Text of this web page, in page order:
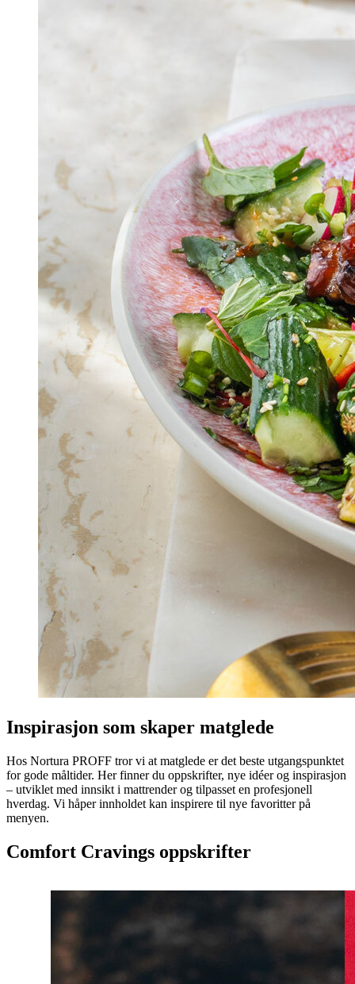
Inspirasjon som skaper matglede
Hos Nortura PROFF tror vi at matglede er det beste utgangspunktet
for gode måltider. Her finner du oppskrifter, nye idéer og inspirasjon
– utviklet med innsikt i mattrender og tilpasset en profesjonell
hverdag. Vi håper innholdet kan inspirere til nye favoritter på
menyen.
Comfort Cravings oppskrifter